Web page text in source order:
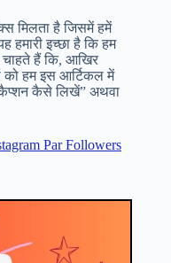
मिलता है जिसमें हमें
हमारी इच्छा है कि हम
हैं कि, आखिर
को हम इस आर्टिकल में
कैप्शन कैसे लिखें” अथवा
Par Followers